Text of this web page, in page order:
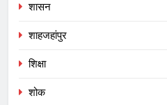
शासन
शाहजहांपुर
शिक्षा
शोक